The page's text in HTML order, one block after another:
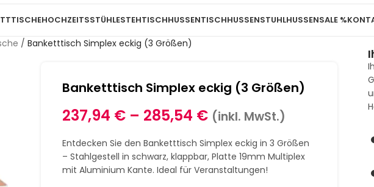
HOCHZEITSSTÜHLESTEHTISCHHUSSENTISCHHUSSENSTUHLHUSSENSALE %
/ Banketttisch Simplex eckig (3 Größen)
Banketttisch Simplex eckig (3 Größen)
237,94 € – 285,54 € (inkl. MwSt.)
Entdecken Sie den Banketttisch Simplex eckig in 3 Größen
– Stahlgestell in schwarz, klappbar, Platte 19mm Multiplex
mit Aluminium Kante. Ideal für Veranstaltungen!